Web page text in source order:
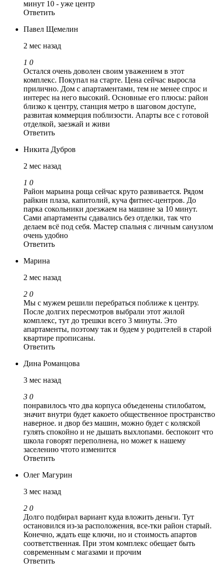
минут 10 - уже центр
Ответить
Павел Щемелин
2 мес назад
1 0
Остался очень доволен своим уважением в этот
комплекс. Покупал на старте. Цена сейчас выросла
прилично. Дом с апартаментами, тем не менее спрос и
интерес на него высокий. Основные его плюсы: район
близко к центру, станция метро в шаговом доступе,
развитая коммерция поблизости. Апарты все с готовой
отделкой, заезжай и живи
Ответить
Никита Дубров
2 мес назад
1 0
Район марьина роща сейчас круто развивается. Рядом
райкин плаза, капитолий, куча фитнес-центров. До
парка сокольники доезжаем на машине за 10 минут.
Сами апартаменты сдавались без отделки, так что
делаем всё под себя. Мастер спальня с личным санузлом
очень удобно
Ответить
Марина
2 мес назад
2 0
Мы с мужем решили перебраться поближе к центру.
После долгих пересмотров выбрали этот жилой
комплекс, тут до трешки всего 3 минуты. Это
апартаменты, поэтому так и будем у родителей в старой
квартире прописаны.
Ответить
Дина Романцова
3 мес назад
3 0
понравилось что два корпуса объеденены стилобатом,
значит внутри будет какоето общественное пространство
наверное. и двор без машин, можно будет с коляской
гулять спокойно и не дышать выхлопами. беспокоит что
школа говорят переполнена, но может к нашему
заселению чтото изменится
Ответить
Олег Магурин
3 мес назад
2 0
Долго подбирал вариант куда вложить деньги. Тут
остановился из-за расположения, все-тки район старый.
Конечно, ждать еще ключи, но и стоимость апартов
соответственная. При этом комплекс обещает быть
современным с магазами и прочим
Ответить